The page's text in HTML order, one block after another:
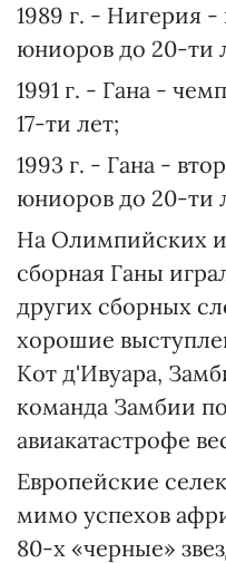
1989 г. - Нигерия -
юниоров до 20-ти
1991 г. - Гана -
17-ти лет;
1993 г. - Гана -
юниоров до 20-ти
На Олимпийских
сборная Ганы
других сборных
хорошие
Кот д'Ивуара,
команда Замбии
авиакатастрофе
Европейские
мимо успехов
80-х «черные»